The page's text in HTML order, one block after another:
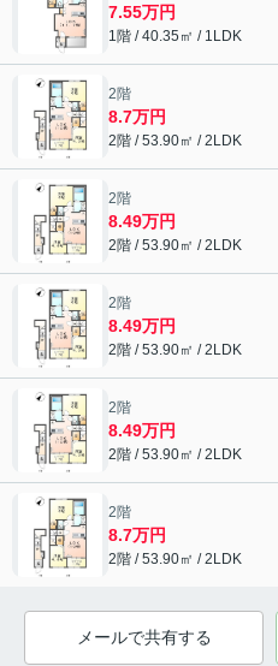
7.55万円
1階 / 40.35㎡ / 1LDK
2階
8.7万円
2階 / 53.90㎡ / 2LDK
2階
8.49万円
2階 / 53.90㎡ / 2LDK
2階
8.49万円
2階 / 53.90㎡ / 2LDK
2階
8.49万円
2階 / 53.90㎡ / 2LDK
2階
8.7万円
2階 / 53.90㎡ / 2LDK
メールで共有する